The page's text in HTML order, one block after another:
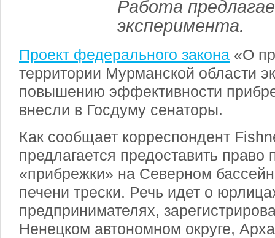
Работа
эксперимента.
Проект федерального закона «О
территории Мурманской области
повышению эффективности
внесли в Госдуму сенаторы.
Как сообщает корреспондент
предлагается предоставить право
«прибрежки» на Северном
печени трески. Речь идет о
предпринимателях,
Ненецком автономном округе,